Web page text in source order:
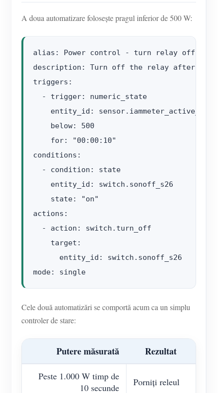
A doua automatizare folosește pragul inferior de 500 W:
alias: Power control - turn relay off
description: Turn off the relay after
triggers:
  - trigger: numeric_state
entity_id:
    below: 500
    for: "00:00:10"
conditions:
  - condition: state
    entity_id: switch.sonoff_s26
    state: "on"
actions:
  - action: switch.turn_off
    target:
      entity_id: switch.sonoff_s26
Cele două automatizări se comportă acum ca un simplu
controler de stare:
Putere măsurată Rezultat
Peste 1.000 W timp de
10 secunde
Porniți releul